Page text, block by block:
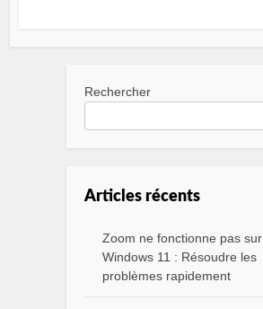
Rechercher
Articles récents
Zoom ne fonctionne pas sur
Windows 11 : Résoudre les
problèmes rapidement